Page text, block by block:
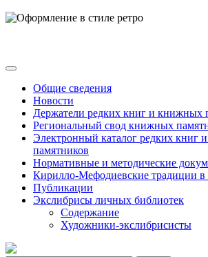
Общие сведения
Новости
Держатели редких книг и книжных
Региональный свод книжных
Электронный каталог редких книг
памятников
Нормативные и методические
Кирилло-Мефодиевские традиции в
Публикации
Экслибрисы личных библиотек
Содержание
Художники-экслибрисисты